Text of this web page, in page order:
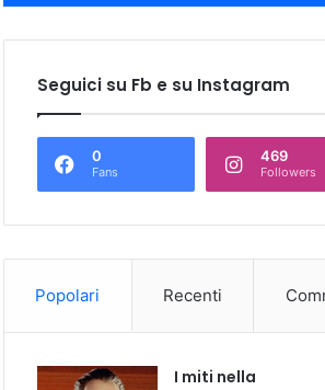
Seguici su Fb e su Instagram
0
Fans
469
Followers
Popolari Recenti
I miti nella